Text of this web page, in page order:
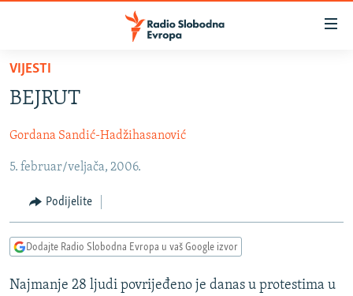
Pređite
glavni
Pređite
na
navigaciju
Pređite
na
pretragu
BOSNA I HERCEGOVINA
SRBIJA
KOSOVO
CRNA GORA
VIZUELNO
VIDEO
FOTOGALERIJE
PODCASTI
RAT U UKRAJINI
VIJESTI
BEJRUT
Gordana Sandić-Hadžihasanović
5. februar/veljača, 2006.
Podijelite
Dodajte Radio Slobodna Evropa u vaš Google izvor
Najmanje 28 ljudi povrijeđeno je danas u protestima u